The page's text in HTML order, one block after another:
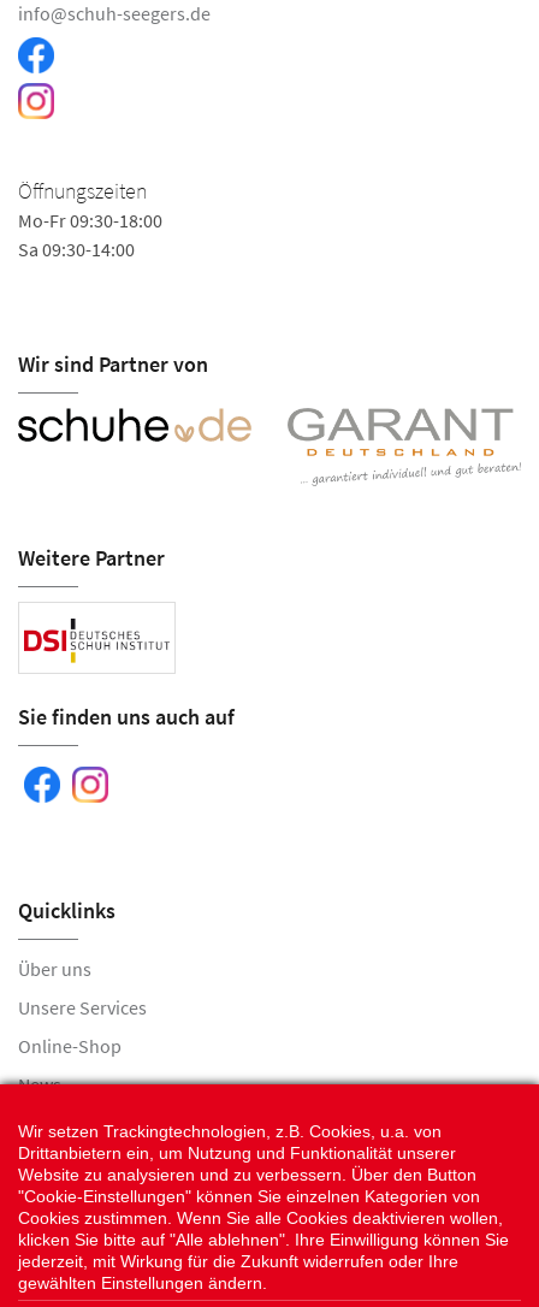
info@schuh-seegers.de
Öffnungszeiten
Mo-Fr 09:30-18:00
Sa 09:30-14:00
Wir sind Partner von
Weitere Partner
Sie finden uns auch auf
Quicklinks
Über uns
Unsere Services
Online-Shop
News
Jobs
Kontaktformular
Öffnungszeiten
Impressum
Datenschutz
Wir setzen Trackingtechnologien, z.B. Cookies, u.a. von
Drittanbietern ein, um Nutzung und Funktionalität unserer
Website zu analysieren und zu verbessern. Über den Button
"Cookie-Einstellungen" können Sie einzelnen Kategorien von
Cookies zustimmen. Wenn Sie alle Cookies deaktivieren wollen,
klicken Sie bitte auf "Alle ablehnen". Ihre Einwilligung können Sie
jederzeit, mit Wirkung für die Zukunft widerrufen oder Ihre
gewählten Einstellungen ändern.